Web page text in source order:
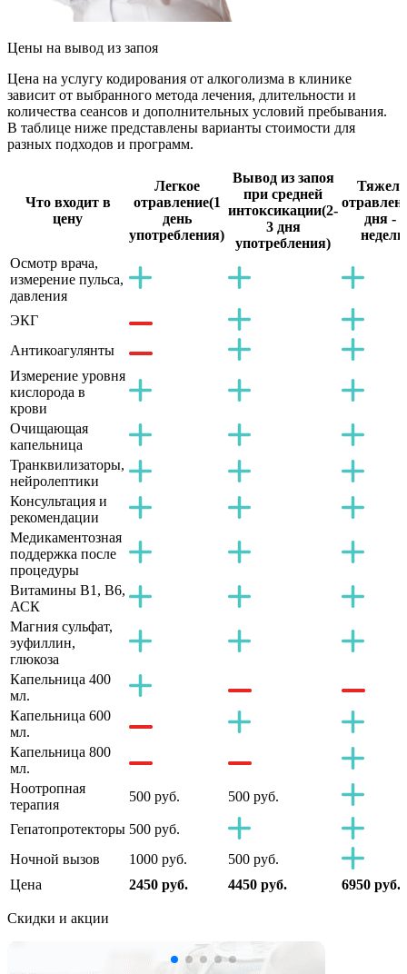
Цены на вывод из запоя
Цена на услугу кодирования от алкоголизма в клинике
зависит от выбранного метода лечения, длительности и
количества сеансов и дополнительных условий пребывания.
В таблице ниже представлены варианты стоимости для
разных подходов и программ.
Что входит в
цену
Легкое
отравление(1
день
употребления)
Вывод из запоя
при средней
интоксикации(2-
3 дня
употребления)
дня - 2
Осмотр врача,
измерение пульса,
давления
ЭКГ
Антикоагулянты
Измерение уровня
кислорода в
крови
Очищающая
капельница
Транквилизаторы,
нейролептики
Консультация и
рекомендации
Медикаментозная
поддержка после
процедуры
Витамины B1, B6,
АСК
Магния сульфат,
эуфиллин,
глюкоза
Капельница 400
мл.
Капельница 600
мл.
Капельница 800
мл.
Ноотропная
терапия
500 руб. 500 руб.
Гепатопротекторы 500 руб.
Ночной вызов
1000 руб.
500 руб.
Цена
2450 руб. 4450 руб. 6950 руб.
Скидки и акции